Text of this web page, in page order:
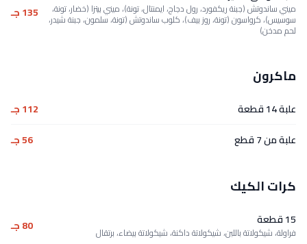
ميني ساندوتش (جبنة ريكفورد، رول دجاج، ايمنتال، تونة)، ميني بيتزا (خضار، تونة،
سوسيس)، كرواسون (تونة، روز بيف)، كلوب ساندوتش (تونة، سلمون، جبنة شيدر،
لحم مدخن)
135 جـ
ماكرون
علبة 14 قطعة
112 جـ
علبة من 7 قطع
56 جـ
كرات الكيك
15 قطعة
فراولة، شيكولاتة باللبن، شيكولاتة داكنة، شيكولاتة بيضاء، برتقال 80 جـ